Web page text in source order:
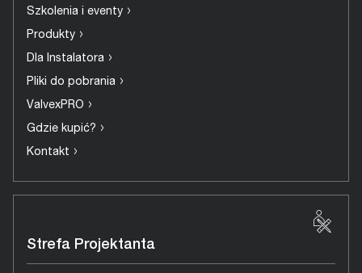
Szkolenia i eventy ›
Produkty ›
Dla Instalatora ›
Pliki do pobrania ›
ValvexPRO ›
Gdzie kupić? ›
Kontakt ›
Strefa Projektanta